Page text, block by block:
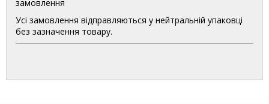
замовлення
Усі замовлення відправляються у нейтральній упаковці
без зазначення товару.